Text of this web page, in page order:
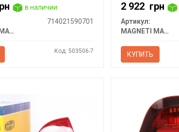
в наличии
714021590701
MAGNETI MARELLI
Код: 503506-7
2 922 грн
Артикул:
MAGNETI MARELLI
КУПИТЬ